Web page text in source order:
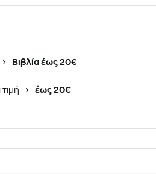
Βιβλία έως 20€
έως 20€